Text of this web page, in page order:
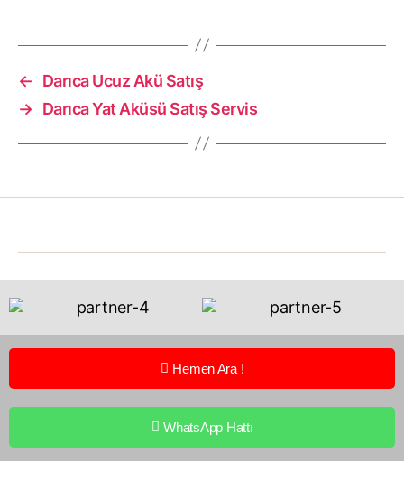
←
Darıca Ucuz Akü Satış
→ Darıca Yat Aküsü Satış Servis
Hemen Ara !
WhatsApp Hattı